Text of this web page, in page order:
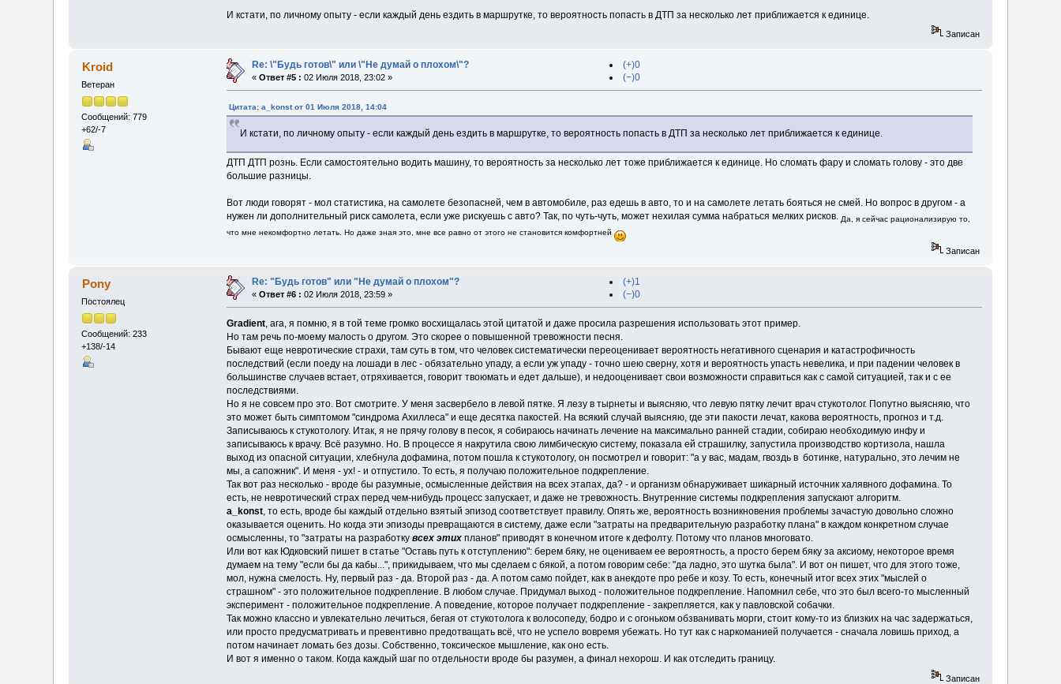
И кстати, по личному опыту - если каждый день ездить в маршрутке, то вероятность попасть в ДТП за несколько лет приближается к единице.
Записан
Kroid
Ветеран
Сообщений: 779
+62/-7
Re: \"Будь готов\" или \"Не думай о плохом\"?
«Ответ #5 : 02 Июля 2018, 23:02 »
(+)0
(−)0
Цитата: a_konst от 01 Июля 2018, 14:04
И кстати, по личному опыту - если каждый день ездить в маршрутке, то вероятность попасть в ДТП за несколько лет приближается к единице.
ДТП ДТП рознь. Если самостоятельно водить машину, то вероятность за несколько лет тоже приближается к единице. Но сломать фару и сломать голову - это две
большие разницы.
Вот люди говорят - мол статистика, на самолете безопасней, чем в автомобиле, раз едешь в авто, то и на самолете летать бояться не смей. Но вопрос в другом - а
нужен ли дополнительный риск самолета, если уже рискуешь с авто? Так, по чуть-чуть, может нехилая сумма набраться мелких рисков. Да, я сейчас рационализирую то,
что мне некомфортно летать. Но даже зная это, мне все равно от этого не становится комфортней
Записан
Pony
Постоялец
Сообщений: 233
+138/-14
Re: "Будь готов" или "Не думай о плохом"?
«Ответ #6 : 02 Июля 2018, 23:59 »
(+)1
(−)0
Gradient, ага, я помню, я в той теме громко восхищалась этой цитатой и даже просила разрешения использовать этот пример.
Но там речь по-моему малость о другом. Это скорее о повышенной тревожности песня.
Бывают еще невротические страхи, там суть в том, что человек систематически переоценивает вероятность негативного сценария и катастрофичность
последствий (если поеду на лошади в лес - обязательно упаду, а если уж упаду - точно шею сверну, хотя и вероятность упасть невелика, и при падении человек в
большинстве случаев встает, отряхивается, говорит твоюмать и едет дальше), и недооценивает свои возможности справиться как с самой ситуацией, так и с ее
последствиями.
Но я не совсем про это. Вот смотрите. У меня засвербело в левой пятке. Я лезу в тырнеты и выясняю, что левую пятку лечит врач стукотолог. Попутно выясняю, что
это может быть симптомом "синдрома Ахиллеса" и еще десятка пакостей. На всякий случай выясняю, где эти пакости лечат, какова вероятность, прогноз и т.д.
Записываюсь к стукотологу. Итак, я не прячу голову в песок, я собираюсь начинать лечение на максимально ранней стадии, собираю необходимую инфу и
записываюсь к врачу. Всё разумно. Но. В процессе я накрутила свою лимбическую систему, показала ей страшилку, запустила производство кортизола, нашла
выход из опасной ситуации, хлебнула дофамина, потом пошла к стукотологу, он посмотрел и говорит: "а у вас, мадам, гвоздь в ботинке, натурально, это лечим не
мы, а сапожник". И меня - ух! - и отпустило. То есть, я получаю положительное подкрепление.
Так вот раз несколько - вроде бы разумные, осмысленные действия на всех этапах, да? - и организм обнаруживает шикарный источник халявного дофамина. То
есть, не невротический страх перед чем-нибудь процесс запускает, и даже не тревожность. Внутренние системы подкрепления запускают алгоритм.
a_konst, то есть, вроде бы каждый отдельно взятый эпизод соответствует правилу. Опять же, вероятность возникновения проблемы зачастую довольно сложно
оказывается оценить. Но когда эти эпизоды превращаются в систему, даже если "затраты на предварительную разработку плана" в каждом конкретном случае
осмысленны, то "затраты на разработку всех этих планов" приводят в конечном итоге к дефолту. Потому что планов многовато.
Или вот как Юдковский пишет в статье "Оставь путь к отступлению": берем бяку, не оцениваем ее вероятность, а просто берем бяку за аксиому, некоторое время
думаем на тему "если бы да кабы...", прикидываем, что мы сделаем с бякой, а потом говорим себе: "да ладно, это шутка была". И вот он пишет, что для этого тоже,
мол, нужна смелость. Ну, первый раз - да. Второй раз - да. А потом само пойдет, как в анекдоте про ребе и козу. То есть, конечный итог всех этих "мыслей о
страшном" - это положительное подкрепление. В любом случае. Придумал выход - положительное подкрепление. Напомнил себе, что это был всего-то мысленный
эксперимент - положительное подкрепление. А поведение, которое получает подкрепление - закрепляется, как у павловской собачки.
Так можно классно и увлекательно лечиться, бегая от стукотолога к волосопеду, бодро и с огоньком обзванивать морги, стоит кому-то из близких на час задержаться,
или просто предусматривать и превентивно предотващать всё, что не успело вовремя убежать. Но тут как с наркоманией получается - сначала ловишь приход, а
потом начинает ломать без дозы. Собственно, токсическое мышление, как оно есть.
И вот я именно о таком. Когда каждый шаг по отдельности вроде бы разумен, а финал нехорош. И как отследить границу.
Записан